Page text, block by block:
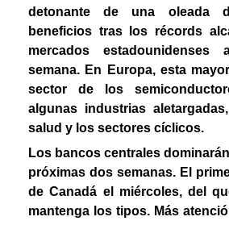
detonante de una oleada
beneficios tras los récords
mercados estadounidenses
semana. En Europa, esta
sector de los
algunas industrias
salud y los sectores cíclicos.
Los bancos centrales
próximas dos semanas. El
de Canadá el miércoles, del
mantenga los tipos. Más